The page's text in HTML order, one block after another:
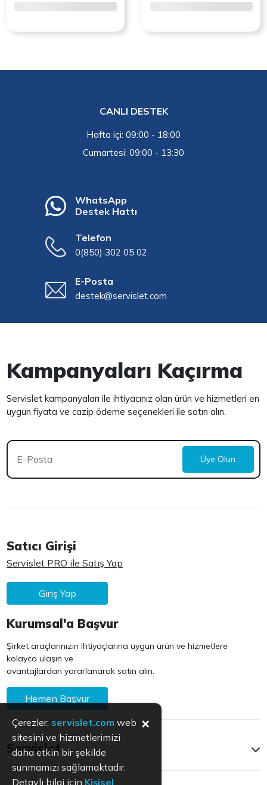
CANLI DESTEK
Hafta içi: 09:00 - 18:00
Cumartesi: 09:00 - 13:30
WhatsApp
Destek Hattı
Telefon
0(850) 302 05 02
E-Posta
destek@servislet.com
Kampanyaları Kaçırma
Servislet kampanyaları ile ihtiyacınız olan ürün ve hizmetleri en
uygun fiyata ve cazip ödeme seçenekleri ile satın alın.
Üye Olun
Satıcı Girişi
Servislet PRO ile Satış Yap
Giriş Yap
Kurumsal'a Başvur
Şirket araçlarınızın ihtiyaçlarına uygun ürün ve hizmetlere
kolayca ulaşın ve
avantajlardan yararlanarak satın alın.
Hemen Başvur
Servislet
Çerezler, servislet.com web
sitesini ve hizmetlerimizi
daha etkin bir şekilde
sunmamızı sağlamaktadır.
Detaylı bilgi için Kişisel
×